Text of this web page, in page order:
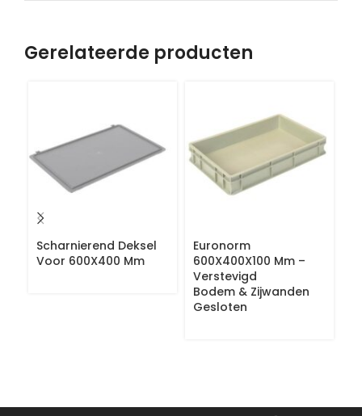
Gerelateerde producten
Scharnierend Deksel
Voor 600X400 Mm
Euronorm
600X400X100 Mm –
Verstevigd
Bodem & Zijwanden
Gesloten